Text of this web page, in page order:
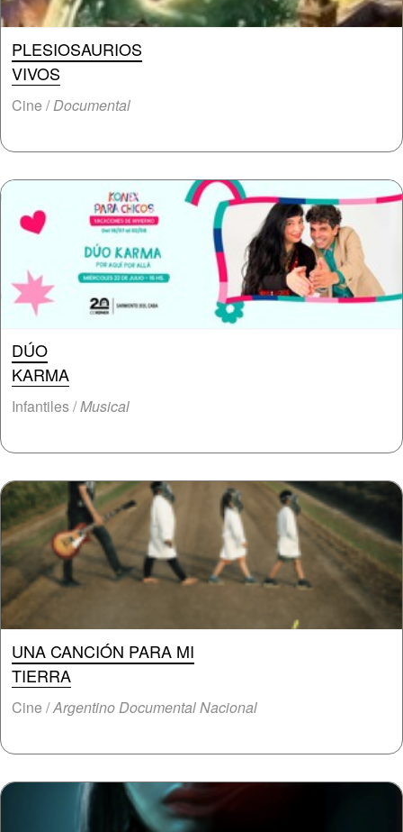
PLESIOSAURIOS
VIVOS
Cine /Documental
DÚO
KARMA
Infantiles /Musical
UNA CANCIÓN PARA MI
TIERRA
Cine /Argentino Documental Nacional